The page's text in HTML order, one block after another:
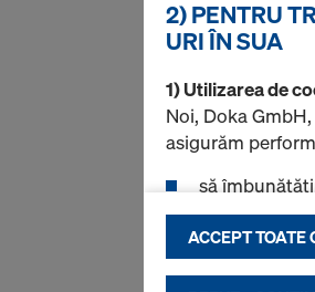
2) PENTRU
URI ÎN SUA
1) Utilizarea de
Noi, Doka
asigurăm
să
să asigurăm
online Doka
să
ACCEPT TOATE